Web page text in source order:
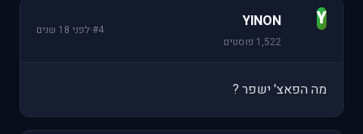
Y
YINON
1,522 פוסטים
#4
·לפני 18 שנים
מה הפאצ' ישפר ?